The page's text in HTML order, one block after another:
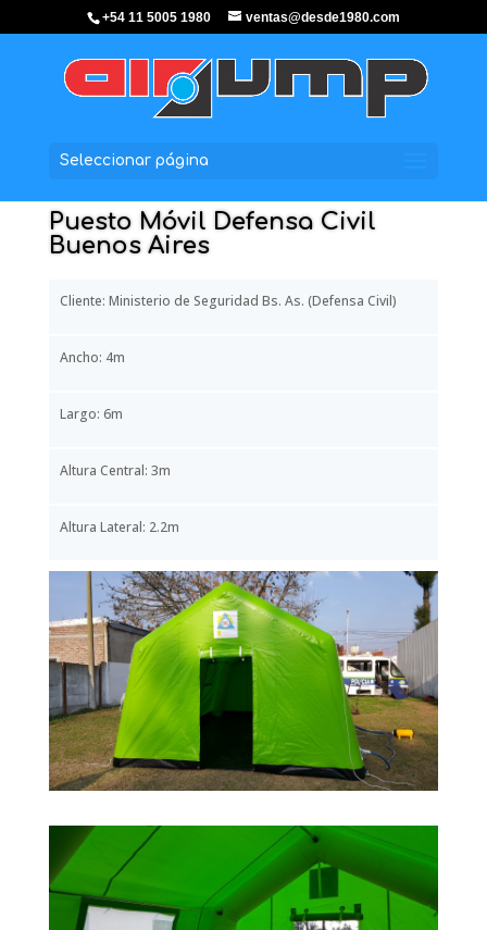
+54 11 5005 1980 ventas@desde1980.com
Seleccionar página
Puesto Móvil Defensa Civil
Buenos Aires
Cliente: Ministerio de Seguridad Bs. As. (Defensa Civil)
Ancho: 4m
Largo: 6m
Altura Central: 3m
Altura Lateral: 2.2m